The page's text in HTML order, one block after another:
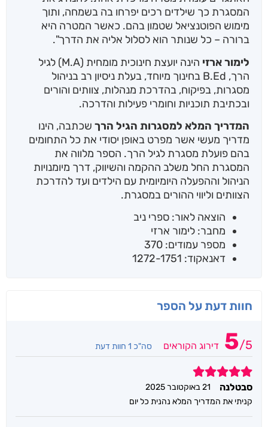
המסגרת כך שילדים רכים יפרחו בה בשמחה, ותוך
מימוש הפוטנציאל שטמון בהם. כאשר המטרה היא
ברורה – כל שנותר הוא לסלול אליה את הדרך".
לימור ארזי
הינה יועצת חינוכית מומחית (M.A) לגיל
הרך, B.Ed בחינוך מיוחד, בעלת ניסיון רב בניהול
מסגרות, בפיקוח, בהדרכת מנהלות, צוותים והורים
ובכתיבת תוכניות וחומרי פעילות והדרכה.
המדריך המלא למסגרות הגיל הרך שכתבה, הינו
מדריך מעשי אשר מפרט באופן יסודי את כל התחומים
בהם פועלת מסגרת לגיל הרך. הספר מלווה את
המסגרת החל משלב ההקמה והשיווק, דרך מיומנויות
הניהול וההפעלה היומיומית עם הילדים ועד להדרכת
הצוותים וליווי ההורים במסגרת.
הוצאה לאור: ספרי ניב
מחבר: לימור ארזי
מספר עמודים: 370
דאנאקוד: 1272-1751
חוות דעת על הספר
5/5 דירוג הקוראים סה"כ 1 חוות דעת
5
סבטלנה
21 באוקטובר 2025
קניתי את המדריך המלא נהנית כל יום